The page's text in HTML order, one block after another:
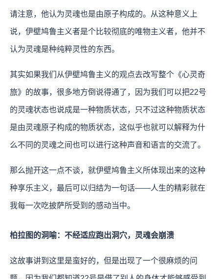
请注意，他认为灵魂也是由原子构成的。从这种意义上
说，伊壁鸠鲁主义者是个比较彻底的唯物主义者，他并不
认为灵魂是种纯粹灵性的东西。
其实如果我们从伊壁鸠鲁主义的观点去改写整个《心灵奇
旅》的故事，很多地方倒说得通了，因为我们可以把22号
的灵魂状态也说成是一种物质状态，只不过这种物质状态
是由灵魂原子构成的物质状态，这似乎也就可以解释为什
么不同的灵魂之间也可以进行这种声音和语言的交流了。
那么抛开这一点不谈，就伊壁鸠鲁主义所体现出来的这种
种享乐主义，最后可以归结为一句话——人生的精彩就在
我每一次吃披萨所受到的感动当中。
柏拉图的洞喻：不经适应跑出洞穴，灵魂会崩溃
这故事讲到这里是蛮好的，但是出现了一个很麻烦的问